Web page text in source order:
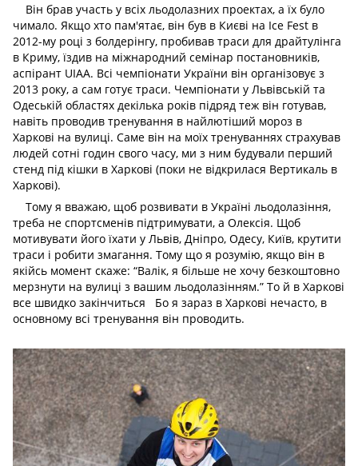
Він брав участь у всіх льодолазних проектах, а їх було
чимало. Якщо хто пам'ятає, він був в Києві на Ice Fest в
2012-му році з болдерінгу, пробивав траси для драйтулінга
в Криму, їздив на міжнародний семінар постановників,
аспірант UIAA. Всі чемпіонати України він організовує з
2013 року, а сам готує траси. Чемпіонати у Львівській та
Одеській областях декілька років підряд теж він готував,
навіть проводив тренування в найлютіший мороз в
Харкові на вулиці. Саме він на моїх тренуваннях страхував
людей сотні годин свого часу, ми з ним будували перший
стенд під кішки в Харкові (поки не відкрилася Вертикаль в
Харкові).
Тому я вважаю, щоб розвивати в Україні льодолазіння,
треба не спортсменів підтримувати, а Олексія. Щоб
мотивувати його їхати у Львів, Дніпро, Одесу, Київ, крутити
траси і робити змагання. Тому що я розумію, якщо він в
якійсь момент скаже: “Валік, я більше не хочу безкоштовно
мерзнути на вулиці з вашим льодолазінням.” То й в Харкові
все швидко закінчиться
Бо я зараз в Харкові нечасто, в
основному всі тренування він проводить.